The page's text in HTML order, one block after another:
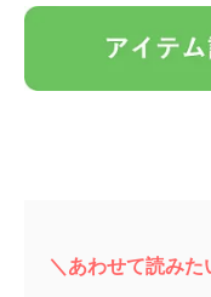
＼あわせて読みた